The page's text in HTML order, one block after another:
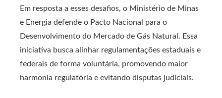
Em resposta a esses desafios, o Ministério de Minas
e Energia defende o Pacto Nacional para o
Desenvolvimento do Mercado de Gás Natural. Essa
iniciativa busca alinhar regulamentações estaduais e
federais de forma voluntária, promovendo maior
harmonia regulatória e evitando disputas judiciais.